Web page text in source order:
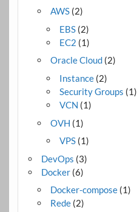
AWS(2)
EBS (2)
EC2 (1)
Oracle Cloud(2)
Instance (2)
Security Groups (1)
VCN (1)
OVH (1)
VPS (1)
DevOps (3)
Docker(6)
Docker-compose(1)
Rede(2)